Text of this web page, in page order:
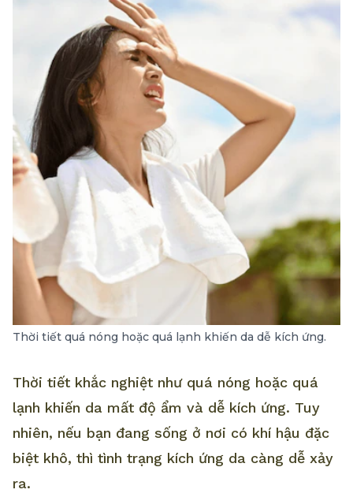
Thời tiết quá nóng hoặc quá lạnh khiến da dễ kích ứng.
Thời tiết khắc nghiệt như quá nóng hoặc quá
lạnh khiến da mất độ ẩm và dễ kích ứng. Tuy
nhiên, nếu bạn đang sống ở nơi có khí hậu đặc
biệt khô, thì tình trạng kích ứng da càng dễ xảy
ra.